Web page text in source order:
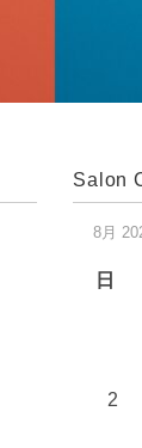
Salon
8月
日
2